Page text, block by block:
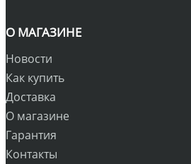
О МАГАЗИНЕ
Новости
Как купить
Доставка
О магазине
Гарантия
Контакты